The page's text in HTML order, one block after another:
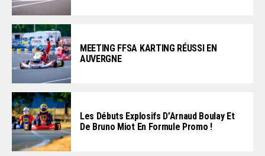
MEETING FFSA KARTING RÉUSSI EN
AUVERGNE
Les Débuts Explosifs D’Arnaud Boulay Et
De Bruno Miot En Formule Promo !